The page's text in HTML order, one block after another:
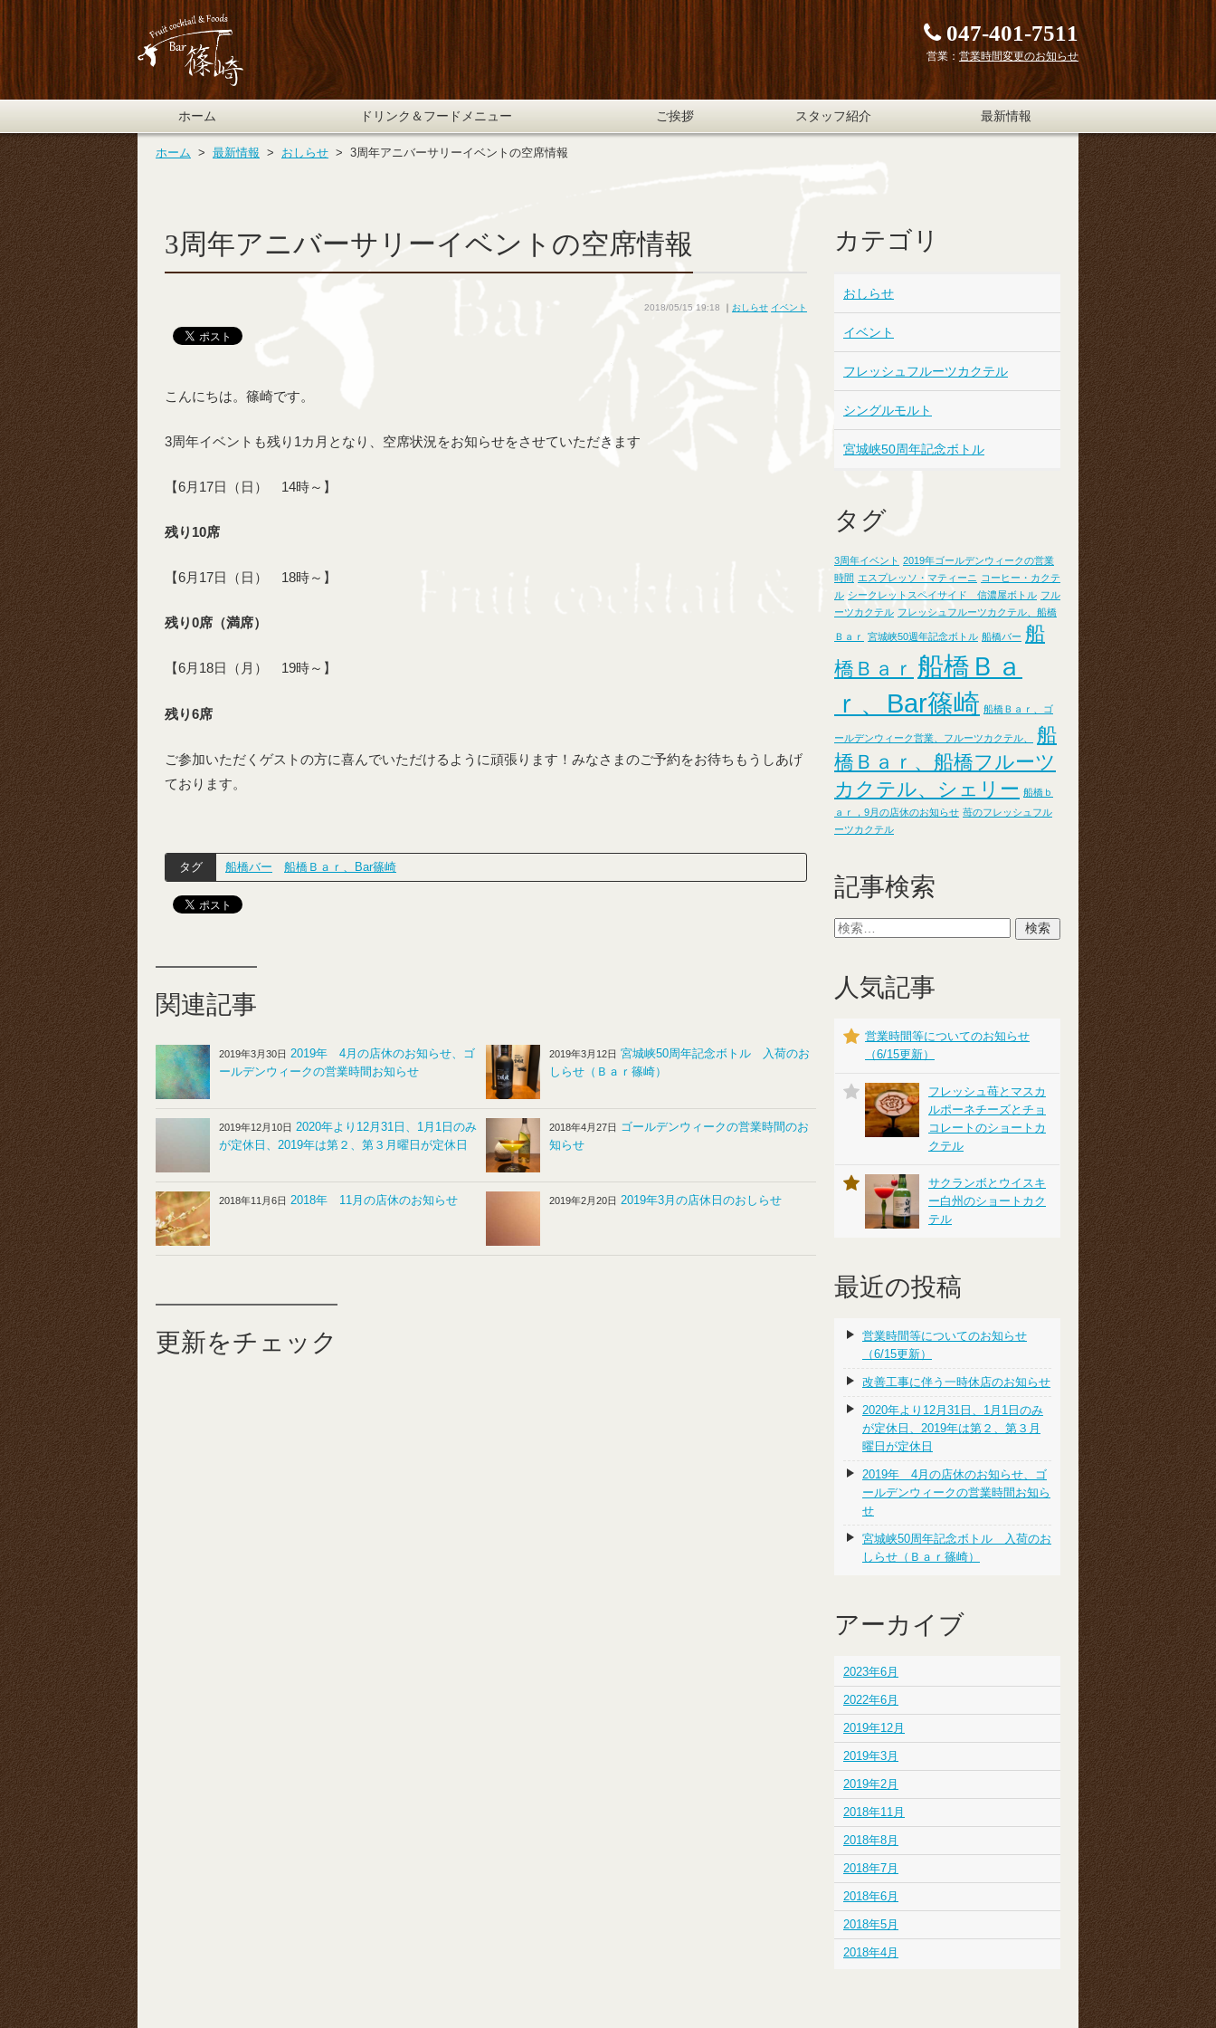
047-401-7511
営業： 営業時間変更のお知らせ
ホーム ドリンク＆フードメニュー ご挨拶 スタッフ紹介 最新情報
ホーム > 最新情報 > おしらせ > 3周年アニバーサリーイベントの空席情報
3周年アニバーサリーイベントの空席情報
2018/05/15 19:18 ｜ おしらせ イベント
こんにちは。篠崎です。
3周年イベントも残り1カ月となり、空席状況をお知らせをさせていただきます
【6月17日（日） 14時～】
残り10席
【6月17日（日） 18時～】
残り0席（満席）
【6月18日（月） 19時～】
残り6席
ご参加いただくゲストの方に喜んでいただけるように頑張ります！みなさまのご予約をお待ちもうしあげ
ております。
タグ 船橋バー 船橋Ｂａｒ、Bar篠崎
関連記事
2019年3月30日 2019年 4月の店休のお知らせ、ゴ
ールデンウィークの営業時間お知らせ
2019年3月12日 宮城峡50周年記念ボトル 入荷のお
しらせ（Ｂａｒ篠崎）
2019年12月10日 2020年より12月31日、1月1日のみ
が定休日、2019年は第２、第３月曜日が定休日
2018年4月27日
ゴールデンウィークの営業時間のお
知らせ
2018年11月6日 2018年 11月の店休のお知らせ 2019年2月20日 2019年3月の店休日のおしらせ
更新をチェック
カテゴリ
おしらせ
イベント
フレッシュフルーツカクテル
シングルモルト
宮城峡50周年記念ボトル
タグ
3周年イベント 2019年ゴールデンウィークの営業
時間 エスプレッソ・マティーニ
コーヒー・カクテ
ル シークレットスペイサイド 信濃屋ボトル フル
ーツカクテル フレッシュフルーツカクテル、船橋
Ｂａｒ 宮城峡50週年記念ボトル 船橋バー 船
橋Ｂａｒ 船橋Ｂａ
ｒ、Bar篠崎 船橋Ｂａｒ、ゴ
ールデンウィーク営業、フルーツカクテル、
船
橋Ｂａｒ、船橋フルーツ
カクテル、シェリー 船橋ｂ
ａｒ，9月の店休のお知らせ 苺のフレッシュフル
ーツカクテル
記事検索
人気記事
営業時間等についてのお知らせ
（6/15更新）
フレッシュ苺とマスカ
ルポーネチーズとチョ
コレートのショートカ
クテル
サクランボとウイスキ
ー白州のショートカク
テル
最近の投稿
営業時間等についてのお知らせ
（6/15更新）
改善工事に伴う一時休店のお知らせ
2020年より12月31日、1月1日のみ
が定休日、2019年は第２、第３月
曜日が定休日
2019年 4月の店休のお知らせ、ゴ
ールデンウィークの営業時間お知ら
せ
宮城峡50周年記念ボトル 入荷のお
しらせ（Ｂａｒ篠崎）
アーカイブ
2023年6月
2022年6月
2019年12月
2019年3月
2019年2月
2018年11月
2018年8月
2018年7月
2018年6月
2018年5月
2018年4月